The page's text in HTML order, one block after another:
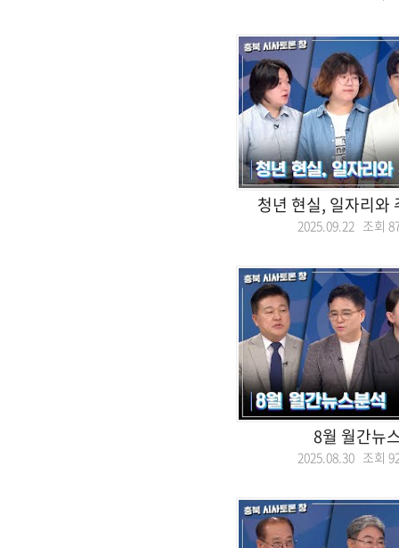
청년 현실, 일자리와
2025.09.22 조회
8월 월간뉴
2025.08.30 조회